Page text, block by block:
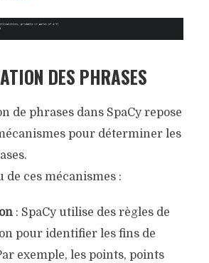
DES PHRASES
de phrases dans SpaCy repose
pour déterminer les
de ces mécanismes :
: SpaCy utilise des règles de
pour identifier les fins de
exemple, les points, points